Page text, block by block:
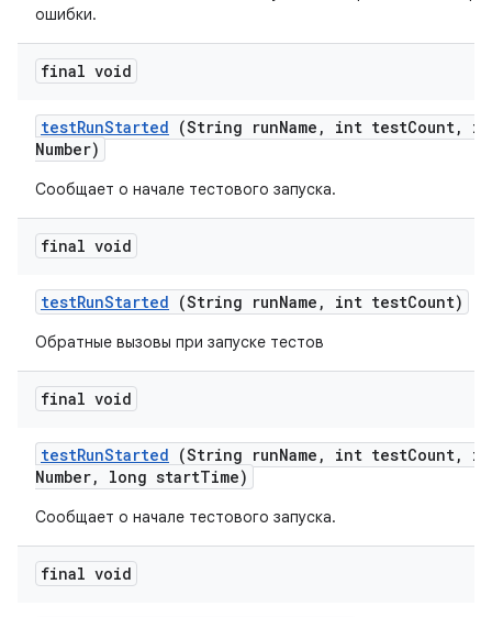
ошибки.
final void
testRunStarted (String runName , int testCount,
Number)
Сообщает о начале тестового запуска.
final void
testRunStarted (String runName , int testCount)
Обратные вызовы при запуске тестов
final void
testRunStarted (String runName , int testCount,
Number, long startTime)
Сообщает о начале тестового запуска.
final void